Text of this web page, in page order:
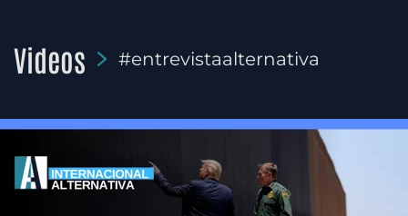
Videos #entrevistaalternativa